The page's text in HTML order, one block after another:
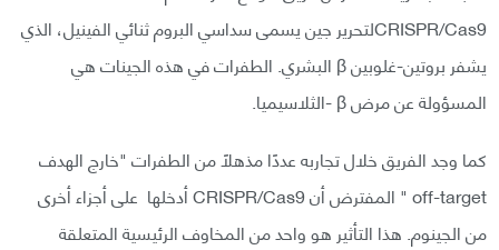
CRISPR/Cas9لتحرير جين يسمى سداسي البروم ثنائي الفينيل، الذي
يشفر بروتين-غلوبين β البشري. الطفرات في هذه الجينات هي
المسؤولة عن مرض β -الثلاسيميا.
كما وجد الفريق خلال تجاربه عددًا مذهلًا من الطفرات "خارج الهدف
off-target " المفترض أن CRISPR/Cas9 أدخلها على أجزاء أخرى
من الجينوم. هذا التأثير هو واحد من المخاوف الرئيسية المتعلقة